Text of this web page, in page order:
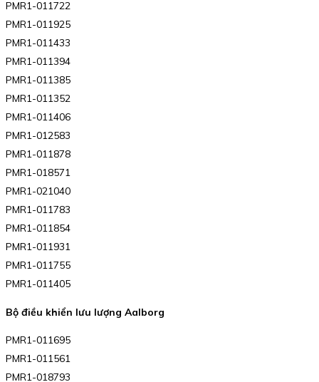
PMR1-011722
PMR1-011925
PMR1-011433
PMR1-011394
PMR1-011385
PMR1-011352
PMR1-011406
PMR1-012583
PMR1-011878
PMR1-018571
PMR1-021040
PMR1-011783
PMR1-011854
PMR1-011931
PMR1-011755
PMR1-011405
Bộ điều khiển lưu lượng Aalborg
PMR1-011695
PMR1-011561
PMR1-018793